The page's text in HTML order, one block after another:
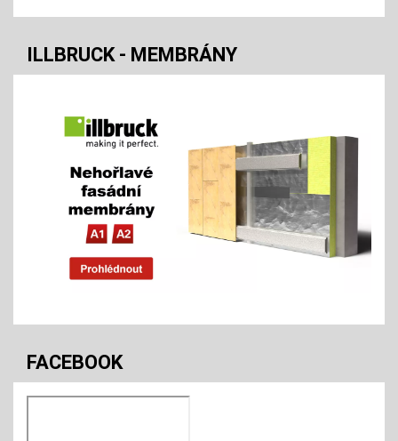
ILLBRUCK - MEMBRÁNY
FACEBOOK